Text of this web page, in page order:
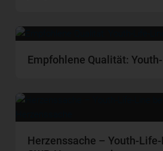
Empfohlene Qualität:
Herzenssache – Youth-